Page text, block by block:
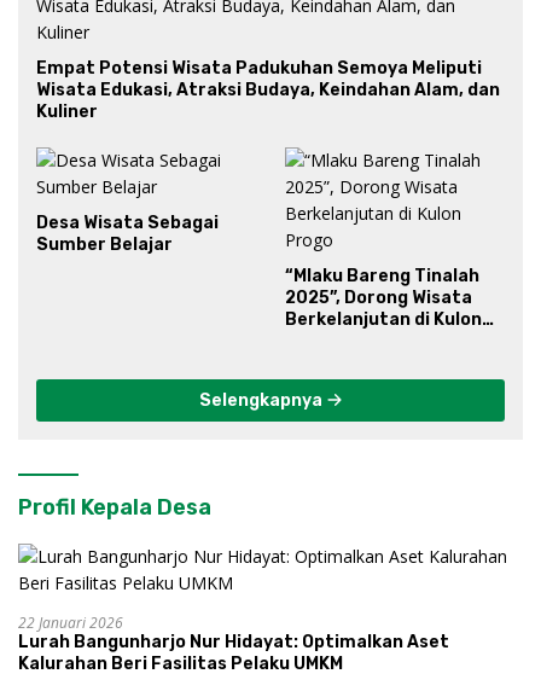
Empat Potensi Wisata Padukuhan Semoya Meliputi
Wisata Edukasi, Atraksi Budaya, Keindahan Alam, dan
Kuliner
Desa Wisata Sebagai
Sumber Belajar
“Mlaku Bareng Tinalah
2025”, Dorong Wisata
Berkelanjutan di Kulon
Selengkapnya
Profil Kepala Desa
22 Januari 2026
Lurah Bangunharjo Nur Hidayat: Optimalkan Aset
Kalurahan Beri Fasilitas Pelaku UMKM